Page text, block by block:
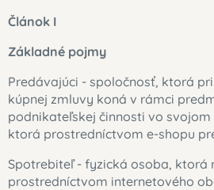
Článok I
Základné pojmy
Predávajúci - spoločnosť, ktorá
kúpnej zmluvy koná v rámci
podnikateľskej činnosti vo svojom
ktorá prostredníctvom e-shopu
Spotrebiteľ - fyzická osoba, ktorá
prostredníctvom internetového